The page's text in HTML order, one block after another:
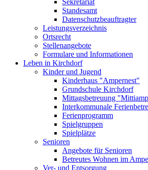
Sekretariat
Standesamt
Datenschutzbeauftragter
Leistungsverzeichnis
Ortsrecht
Stellenangebote
Formulare und Informationen
Leben in Kirchdorf
Kinder und Jugend
Kinderhaus "Ampernest"
Grundschule Kirchdorf
Mittagsbetreuung
Interkommunale
Ferienprogramm
Spielgruppen
Spielplätze
Senioren
Angebote für Senioren
Betreutes Wohnen im
Ver- und Entsorgung